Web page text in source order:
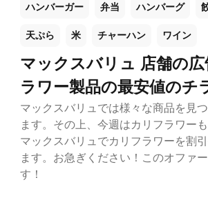
ハンバーガー 弁当 ハンバーグ
天ぷら 米 チャーハン ワイン
マックスバリュ 店舗の
ラワー製品の最安値のチ
マックスバリュでは様々な商品を見
ます。その上、今週はカリフラワー
マックスバリュでカリフラワーを割
ます。お急ぎください！このオファ
す！